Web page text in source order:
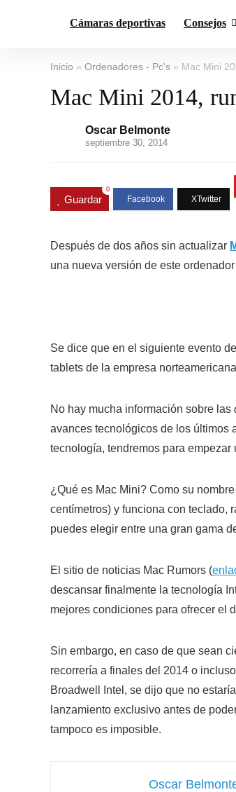
Cámaras deportivas Consejos
Inicio » Ordenadores - Pc's » Mac Mini
Mac Mini 2014,
Oscar Belmonte
septiembre 30, 2014
Guardar
0
Después de dos años sin actualizar
una nueva versión de este
Se dice que en el siguiente evento
tablets de la empresa
No hay mucha información sobre las
avances tecnológicos de los últimos
tecnología, tendremos para
¿Qué es Mac Mini? Como su
centímetros) y funciona con teclado,
puedes elegir entre una gran gama
El sitio de noticias Mac Rumors (
descansar finalmente la tecnología
mejores condiciones para ofrecer el
Sin embargo, en caso de que sean
recorrería a finales del 2014 o
Broadwell Intel, se dijo que no
lanzamiento exclusivo antes de
tampoco es imposible.
Oscar